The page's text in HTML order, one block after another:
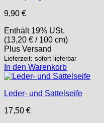
9,90 €
Enthält 19% USt.
(13,20 € / 100 cm)
Plus Versand
Lieferzeit: sofort lieferbar
In den Warenkorb
Leder- und Sattelseife
17,50 €